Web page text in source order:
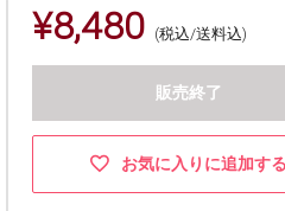
¥8,480 (税込/送料込)
販売終了
お気に入りに追加する